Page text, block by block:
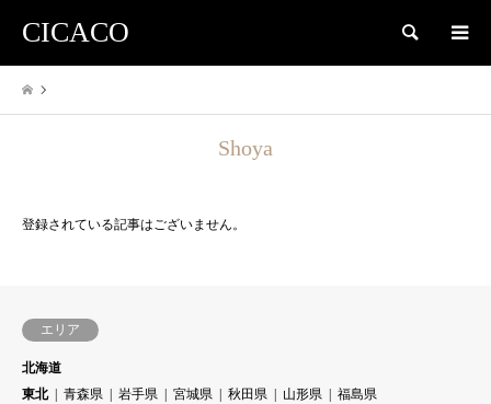
CICACO 検索
Shoya
登録されている記事はございません。
エリア
北海道
東北
青森県 岩手県 宮城県 秋田県 山形県
福島県